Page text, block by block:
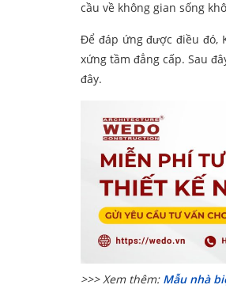
cầu về không gian sống
Để đáp ứng được điều đó,
xứng tầm đẳng cấp. Sau
đây.
>>> Xem thêm: Mẫu nhà